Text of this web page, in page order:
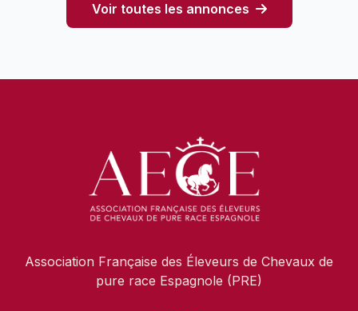
Voir toutes les annonces
Association Française des Éleveurs de Chevaux de
pure race Espagnole (PRE)